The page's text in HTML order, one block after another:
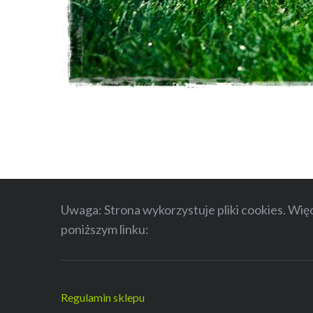
Uwaga: Strona wykorzystuje pliki cookies.
poniższym linku:
Regulamin sklepu